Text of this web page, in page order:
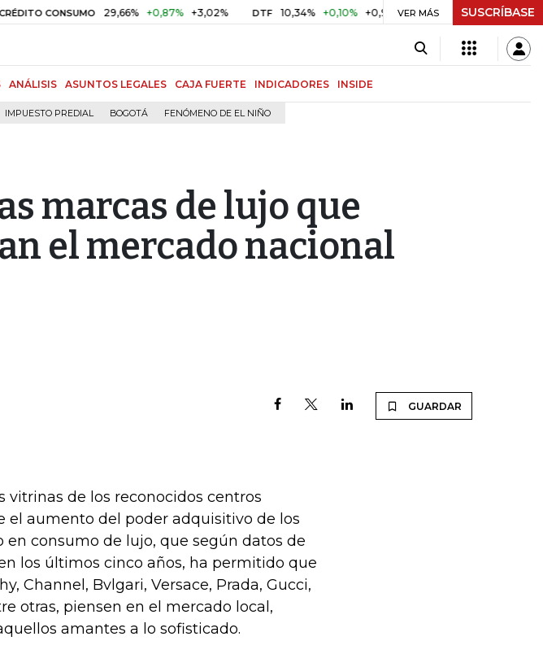
CONSUMO 29,66% +0,87% +3,02% DTF 10,34% +0,10% +0,98% UVR $ 416,86 +$ 0,05 +0,01%
VER MÁS SUSCRÍBASE
ANÁLISIS ASUNTOS LEGALES CAJA FUERTE INDICADORES INSIDE
IMPUESTO PREDIAL BOGOTÁ FENÓMENO DE EL NIÑO
marcas de lujo que
el mercado nacional
GUARDAR
vitrinas de los reconocidos centros
el aumento del poder adquisitivo de los
consumo de lujo, que según datos de
los últimos cinco años, ha permitido que
Channel, Bvlgari, Versace, Prada, Gucci,
otras, piensen en el mercado local,
amantes a lo sofisticado.